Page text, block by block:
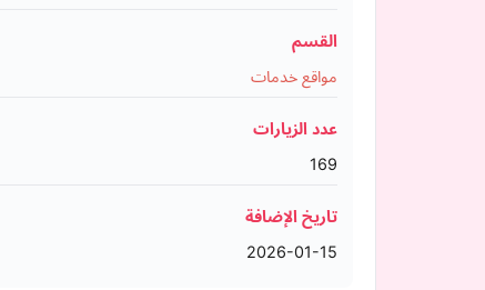
القسم
مواقع خدمات
عدد الزيارات
169
تاريخ الإضافة
2026-01-15